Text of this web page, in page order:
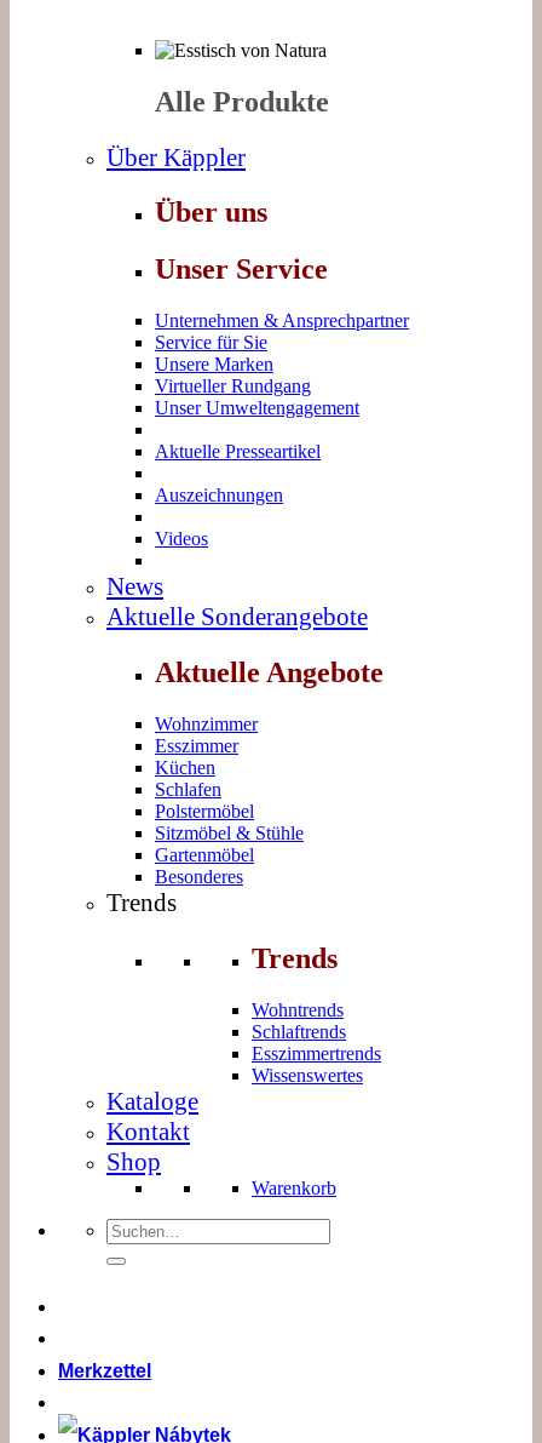
Alle Produkte
Über Käppler
Über uns
Unser Service
Unternehmen & Ansprechpartner
Service für Sie
Unsere Marken
Virtueller Rundgang
Unser Umweltengagement
Aktuelle Presseartikel
Auszeichnungen
Videos
News
Aktuelle Sonderangebote
Aktuelle Angebote
Wohnzimmer
Esszimmer
Küchen
Schlafen
Polstermöbel
Sitzmöbel & Stühle
Gartenmöbel
Besonderes
Trends
Trends
Wohntrends
Schlaftrends
Esszimmertrends
Wissenswertes
Kataloge
Kontakt
Shop
Warenkorb
Suchen
nach:
Merkzettel